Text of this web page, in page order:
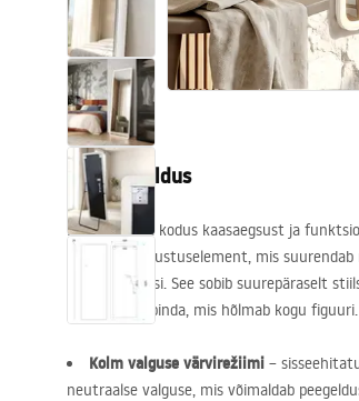
Vannitoas dušid
Köök
Vannitoa tarvikud
Tootekirjeldus
Hinnake oma kodus kaasaegsust ja
erakordne sisustuselement, mis
ettevalmistusi. See sobib suurepäraselt
suurt peegelpinda, mis hõlmab kogu figuuri.
Kolm valguse värvirežiimi –
neutraalse valguse, mis võimaldab